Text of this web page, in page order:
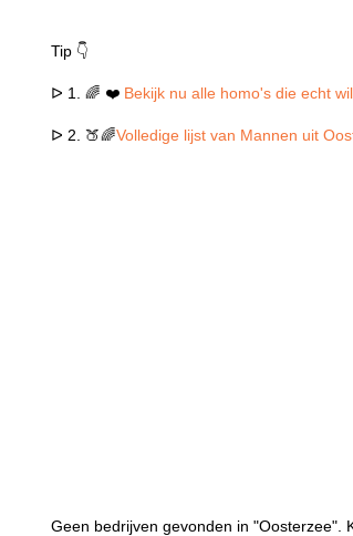
Tip 👇
ᐅ 1. 🌈 ❤️ Bekijk nu alle homo's die echt
ᐅ 2. 🍑🌈Volledige lijst van Mannen uit
Geen bedrijven gevonden in "Oosterzee".